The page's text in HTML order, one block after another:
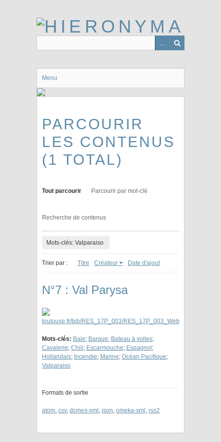
Menu
PARCOURIR
LES CONTENUS
(1 TOTAL)
Tout parcourir Parcourir par mot-clé
Recherche de contenus
Mots-clés: Valparaiso
Trier par : Titre Créateur Date d'ajout
N°7 : Val Parysa
Mots-clés: Baie; Barque; Bateau à voiles;
Cavalerie; Chili; Escarmouche; Espagnol ;
Hollandais; Incendie; Marine; Océan Pacifique;
Valparaiso
Formats de sortie
atom, csv, dcmes-xml , json, omeka-xml , rss2